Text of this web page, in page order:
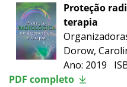
Proteção
terapia
Dorow,
Ano: 2019
PDF completo